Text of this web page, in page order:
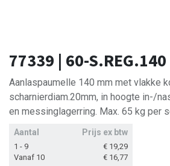
77339 | 60-S.REG.140
Aanlaspaumelle 140 mm met vlakke
scharnierdiam.20mm, in hoogte in-/
en messinglagerring. Max. 65 kg per
Aantal Prijs ex btw
1 - 9 € 19,29
Vanaf 10
€ 16,77